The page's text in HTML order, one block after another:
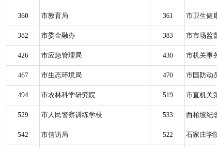
360 市教育局 361 市卫生健
382 市委金融办 383 市市场监
426 市应急管理局 430 市机关事
467 市生态环境局 470 市国防动
494 市农林科学研究院 519 市直机关
529 市人民警察训练学校 533 西柏坡纪
542 市信访局 522 石家庄学